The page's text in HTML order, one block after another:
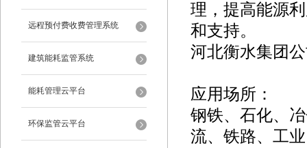
远程预付费收费管理系统
建筑能耗监管系统
能耗管理云平台
环保监管云平台
理，提高能源
和支持。
河北衡水集团
应用场所：
钢铁、石化、
流、铁路、工